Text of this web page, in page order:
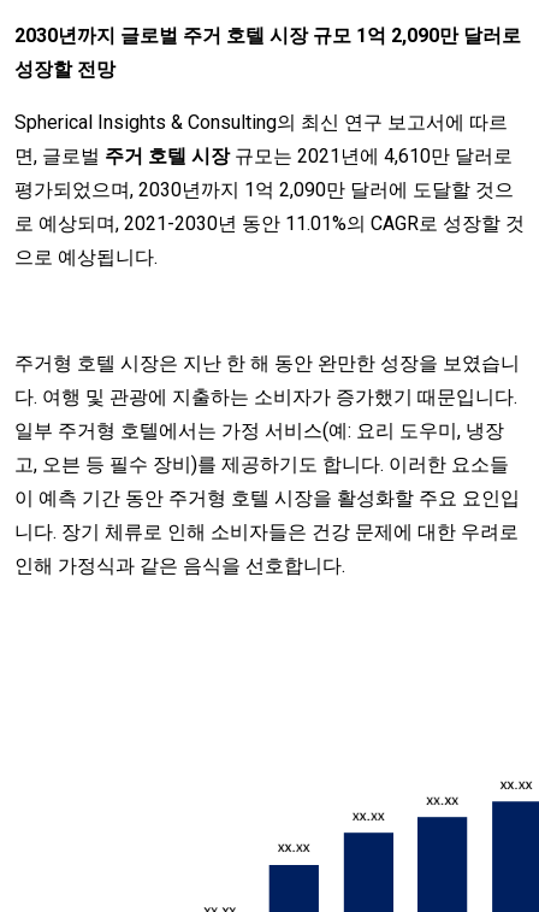
2030년까지 글로벌 주거 호텔 시장 규모 1억 2,090만 달러로
성장할 전망
Spherical Insights & Consulting의 최신 연구 보고서에 따르
면, 글로벌 주거 호텔 시장규모는 2021년에 4,610만 달러로
평가되었으며, 2030년까지 1억 2,090만 달러에 도달할 것으
로 예상되며, 2021-2030년 동안 11.01%의 CAGR로 성장할 것
으로 예상됩니다.
주거형 호텔 시장은 지난 한 해 동안 완만한 성장을 보였습니
다. 여행 및 관광에 지출하는 소비자가 증가했기 때문입니다.
일부 주거형 호텔에서는 가정 서비스(예: 요리 도우미, 냉장
고, 오븐 등 필수 장비)를 제공하기도 합니다. 이러한 요소들
이 예측 기간 동안 주거형 호텔 시장을 활성화할 주요 요인입
니다. 장기 체류로 인해 소비자들은 건강 문제에 대한 우려로
인해 가정식과 같은 음식을 선호합니다.